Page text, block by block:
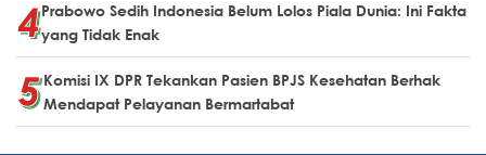
Prabowo Sedih Indonesia Belum Lolos Piala Dunia: Ini Fakta
yang Tidak Enak
Komisi IX DPR Tekankan Pasien BPJS Kesehatan Berhak
Mendapat Pelayanan Bermartabat